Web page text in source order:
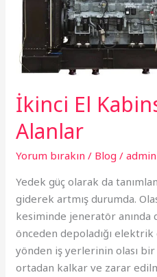
İkinci El
Alanlar
Yorum bırakın / Blog /admin
Yedek güç olarak da
giderek artmış durumda.
kesiminde jeneratör
önceden depoladığı
yönden iş yerlerinin olası
ortadan kalkar ve zarar